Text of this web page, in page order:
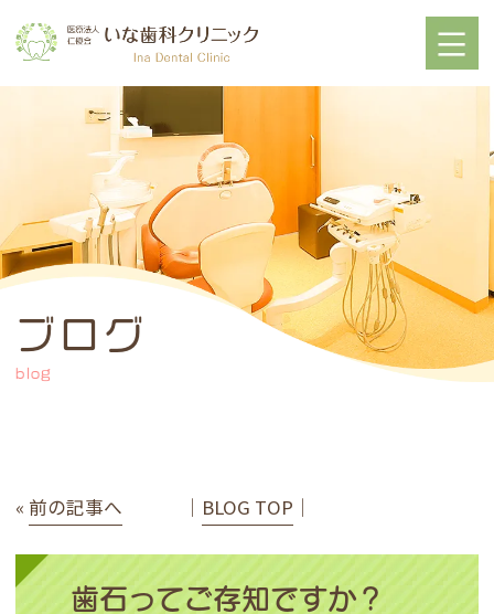
ブログ
blog
« 前の記事へ │ BLOG TOP │
歯石ってご存知ですか？